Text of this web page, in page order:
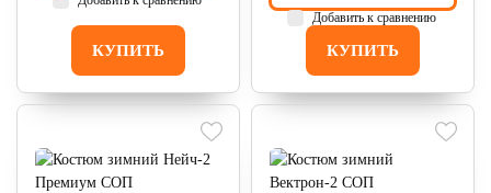
КУПИТЬ КУПИТЬ
Добавить к сравнению